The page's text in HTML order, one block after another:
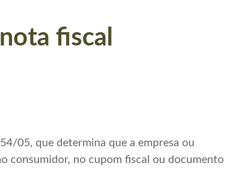
fiscal
05, que determina que a empresa ou
consumidor, no cupom fiscal ou documento